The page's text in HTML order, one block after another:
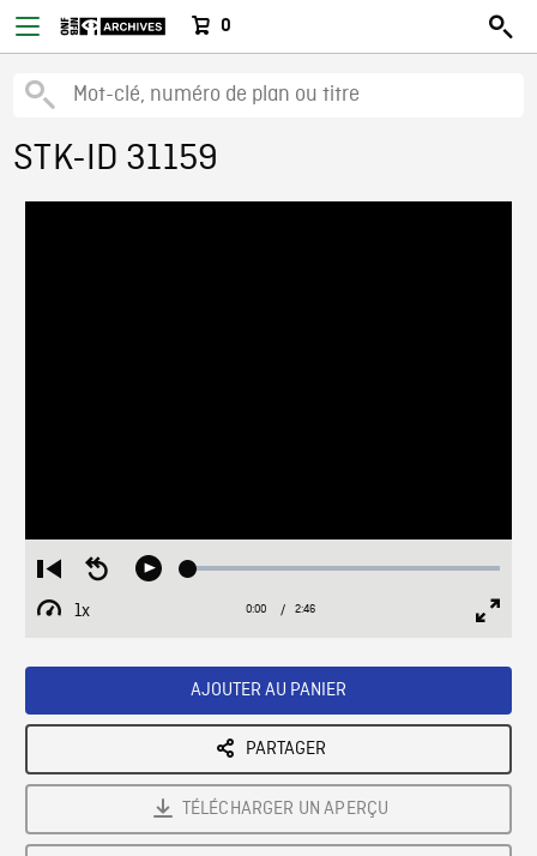
0
STK-ID 31159
Restart
from
beginning
Seek
Play Loaded:
1x
Playback
Current
0:00 / Duration
2:46
AJOUTER AU PANIER
PARTAGER
TÉLÉCHARGER UN APERÇU